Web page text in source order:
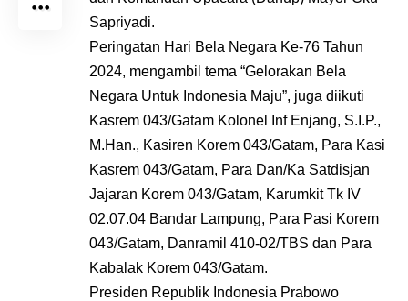
Sapriyadi.
Peringatan Hari Bela Negara Ke-76 Tahun
2024, mengambil tema “Gelorakan Bela
Negara Untuk Indonesia Maju”, juga diikuti
Kasrem 043/Gatam Kolonel Inf Enjang, S.I.P.,
M.Han., Kasiren Korem 043/Gatam, Para Kasi
Kasrem 043/Gatam, Para Dan/Ka Satdisjan
Jajaran Korem 043/Gatam, Karumkit Tk IV
02.07.04 Bandar Lampung, Para Pasi Korem
043/Gatam, Danramil 410-02/TBS dan Para
Kabalak Korem 043/Gatam.
Presiden Republik Indonesia Prabowo